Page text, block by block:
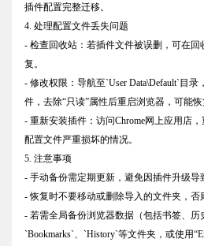
插件配置完整迁移。
4. 处理配置文件丢失问题
- 检查回收站：若插件文件被误删，可在回
复。
- 修改权限：导航至`User Data\Default`目录
件，去除“只读”属性后重启浏览器，可能恢
- 重新安装插件：访问Chrome网上应用店
配置文件严重损坏的情况。
5. 注意事项
- 手动备份需定期更新，避免因插件升级导
- 恢复时不要移动或删除导入的文件夹，否
- 若需全局备份浏览器数据（包括书签、历
`Bookmarks`、`History`等文件夹，或使用